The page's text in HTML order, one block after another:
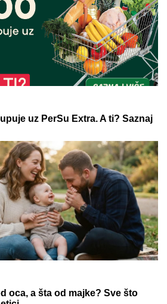
uz PerSu Extra. A ti? Saznaj
oca, a šta od majke? Sve što